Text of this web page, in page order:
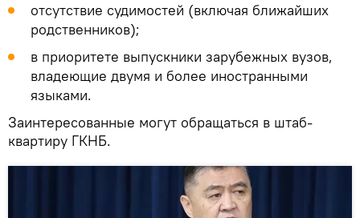
отсутствие судимостей (включая ближайших
родственников);
в приоритете выпускники зарубежных вузов,
владеющие двумя и более иностранными
языками.
Заинтересованные могут обращаться в штаб-
квартиру ГКНБ.